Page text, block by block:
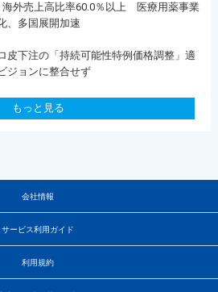
外売上高比率60.0％以上 医療用薬事業
、多国展開加速
下注の「持続可能性特例価格調整」適
ジョンに整合せず
もっと見る
会社情報
サービス利用ガイド
利用規約